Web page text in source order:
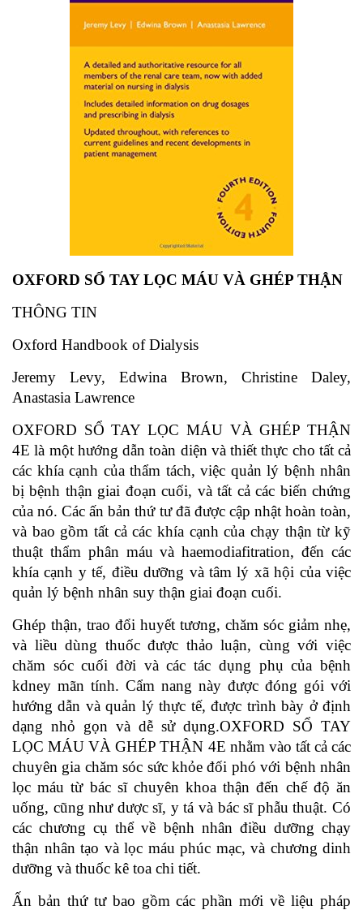
OXFORD SỔ TAY LỌC MÁU VÀ GHÉP THẬN
THÔNG TIN
Oxford Handbook of Dialysis
Jeremy Levy, Edwina Brown, Christine Daley,
Anastasia Lawrence
OXFORD SỔ TAY LỌC MÁU VÀ GHÉP THẬN
4E là một hướng dẫn toàn diện và thiết thực cho tất cả
các khía cạnh của thẩm tách, việc quản lý bệnh nhân
bị bệnh thận giai đoạn cuối, và tất cả các biến chứng
của nó. Các ấn bản thứ tư đã được cập nhật hoàn toàn,
và bao gồm tất cả các khía cạnh của chạy thận từ kỹ
thuật thẩm phân máu và haemodiafitration, đến các
khía cạnh y tế, điều dưỡng và tâm lý xã hội của việc
quản lý bệnh nhân suy thận giai đoạn cuối.
Ghép thận, trao đổi huyết tương, chăm sóc giảm nhẹ,
và liều dùng thuốc được thảo luận, cùng với việc
chăm sóc cuối đời và các tác dụng phụ của bệnh
kdney mãn tính. Cẩm nang này được đóng gói với
hướng dẫn và quản lý thực tế, được trình bày ở định
dạng nhỏ gọn và dễ sử dụng.OXFORD SỔ TAY
LỌC MÁU VÀ GHÉP THẬN 4E nhằm vào tất cả các
chuyên gia chăm sóc sức khỏe đối phó với bệnh nhân
lọc máu từ bác sĩ chuyên khoa thận đến chế độ ăn
uống, cũng như dược sĩ, y tá và bác sĩ phẫu thuật. Có
các chương cụ thể về bệnh nhân điều dưỡng chạy
thận nhân tạo và lọc máu phúc mạc, và chương dinh
dưỡng và thuốc kê toa chi tiết.
Ấn bản thứ tư bao gồm các phần mới về liệu pháp